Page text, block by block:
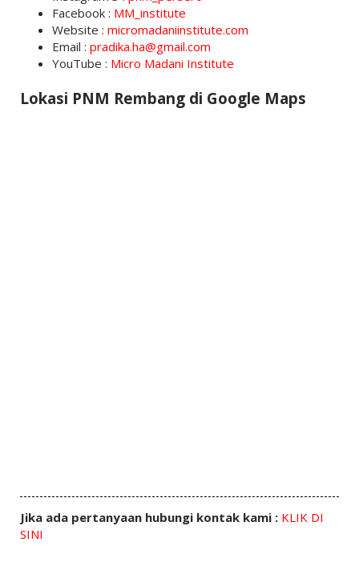
Facebook : MM_institute
Website : micromadaniinstitute.com
Email : pradika.ha@gmail.com
YouTube : Micro Madani Institute
Lokasi PNM Rembang di Google Maps
Jika ada pertanyaan hubungi kontak kami : KLIK DI
SINI